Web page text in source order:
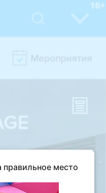
правильное место